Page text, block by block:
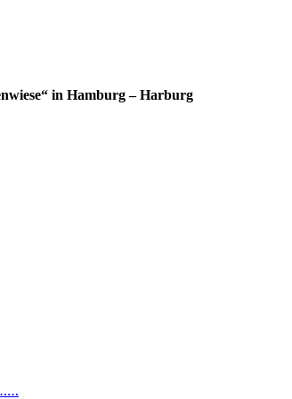
in Hamburg – Harburg